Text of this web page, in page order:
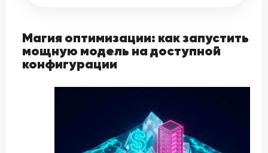
Магия оптимизации: как запустить
мощную модель на доступной
конфигурации